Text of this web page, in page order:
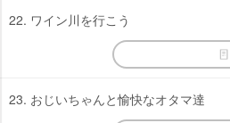
22. ワイン川を行こう
23. おじいちゃんと愉快なオタマ達